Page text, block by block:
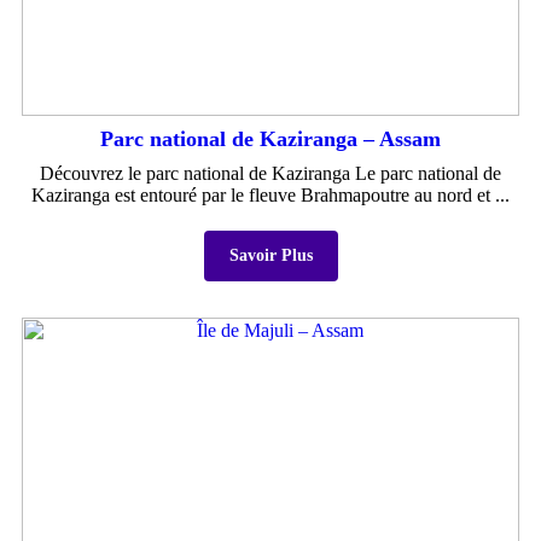
Parc national de Kaziranga – Assam
Découvrez le parc national de Kaziranga Le parc national de
Kaziranga est entouré par le fleuve Brahmapoutre au nord et ...
Savoir Plus